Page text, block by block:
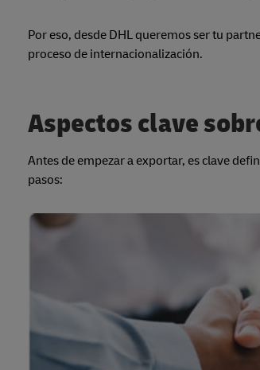
Por eso, desde DHL queremos ser tu
proceso de internacionalización.
Aspectos clave
Antes de empezar a exportar, es clave
pasos: